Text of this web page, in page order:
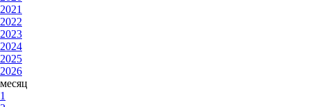
2021
2022
2023
2024
2025
2026
месяц
1